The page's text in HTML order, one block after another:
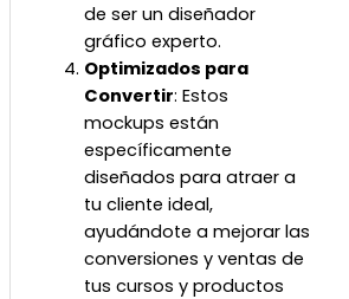
de ser un diseñador
gráfico experto.
Optimizados para
Convertir: Estos
mockups están
específicamente
diseñados para atraer a
tu cliente ideal,
ayudándote a mejorar las
conversiones y ventas de
tus cursos y productos